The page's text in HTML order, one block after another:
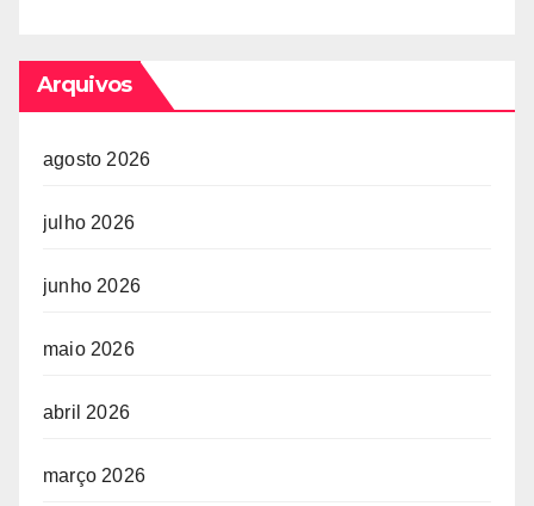
Arquivos
agosto 2026
julho 2026
junho 2026
maio 2026
abril 2026
março 2026